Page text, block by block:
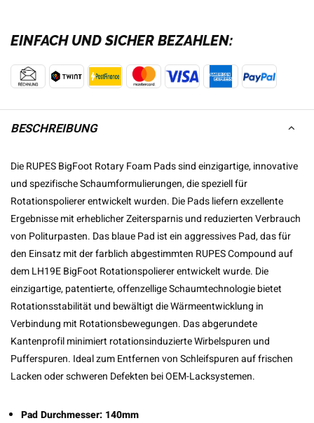
EINFACH UND SICHER BEZAHLEN:
BESCHREIBUNG
Die RUPES BigFoot Rotary Foam Pads sind einzigartige, innovative
und spezifische Schaumformulierungen, die speziell für
Rotationspolierer entwickelt wurden. Die Pads liefern exzellente
Ergebnisse mit erheblicher Zeitersparnis und reduzierten Verbrauch
von Politurpasten. Das blaue Pad ist ein aggressives Pad, das für
den Einsatz mit der farblich abgestimmten RUPES Compound auf
dem LH19E BigFoot Rotationspolierer entwickelt wurde. Die
einzigartige, patentierte, offenzellige Schaumtechnologie bietet
Rotationsstabilität und bewältigt die Wärmeentwicklung in
Verbindung mit Rotationsbewegungen. Das abgerundete
Kantenprofil minimiert rotationsinduzierte Wirbelspuren und
Pufferspuren. Ideal zum Entfernen von Schleifspuren auf frischen
Lacken oder schweren Defekten bei OEM-Lacksystemen.
Pad Durchmesser: 140mm